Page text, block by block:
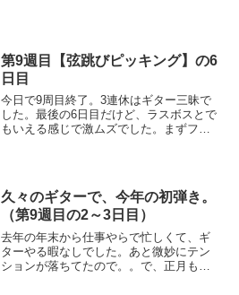
第9週目【弦跳びピッキング】の6
日目
今日で9周目終了。3連休はギター三昧で
した。最後の6日目だけど、ラスボスとで
もいえる感じで激ムズでした。まずフレ
をつけて奏でよう」と...
久々のギターで、今年の初弾き。
（第9週目の2～3日目）
去年の年末から仕事やらで忙しくて、ギ
ターやる暇なしでした。あと微妙にテン
ションが落ちてたので。。で、正月も明